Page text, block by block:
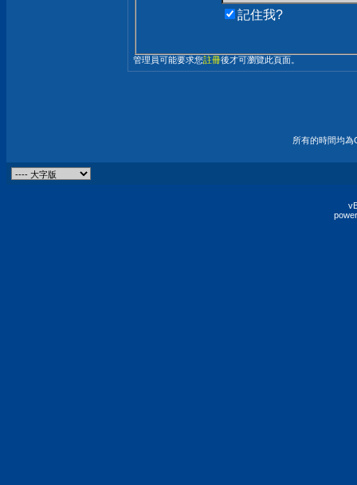
記住我?
管理員可能要求您註冊後才可瀏覽此頁面。
所有的時間均為